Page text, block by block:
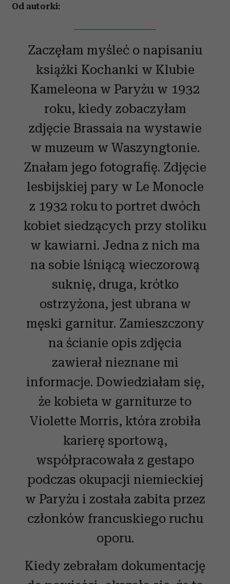
Od autorki:
Zaczęłam myśleć o napisaniu
książki Kochanki w Klubie
Kameleona w Paryżu w 1932
roku, kiedy zobaczyłam
zdjęcie Brassaia na wystawie
w muzeum w Waszyngtonie.
Znałam jego fotografię. Zdjęcie
lesbijskiej pary w Le Monocle
z 1932 roku to portret dwóch
kobiet siedzących przy stoliku
w kawiarni. Jedna z nich ma
na sobie lśniącą wieczorową
suknię, druga, krótko
ostrzyżona, jest ubrana w
męski garnitur. Zamieszczony
na ścianie opis zdjęcia
zawierał nieznane mi
informacje. Dowiedziałam się,
że kobieta w garniturze to
Violette Morris, która zrobiła
karierę sportową,
współpracowała z gestapo
podczas okupacji niemieckiej
w Paryżu i została zabita przez
członków francuskiego ruchu
oporu.
Kiedy zebrałam dokumentację